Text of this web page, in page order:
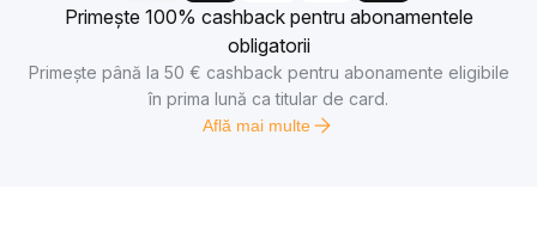
Primește 100% cashback pentru abonamentele
obligatorii
Primește până la 50 € cashback pentru abonamente eligibile
în prima lună ca titular de card.
Află mai multe